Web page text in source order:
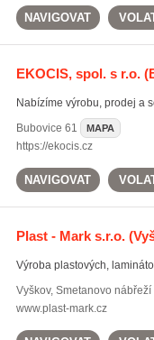
NAVIGOVAT
EKOCIS, spol. s r.o.
Nabízíme výrobu, prodej a
Bubovice 61 MAPA
https://ekocis.cz
NAVIGOVAT
Plast - Mark s.r.o.
Výroba plastových,
Vyškov, Smetanovo nábřeží
www.plast-mark.cz